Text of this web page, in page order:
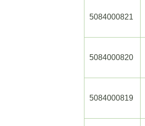
5084000821
5084000820
5084000819